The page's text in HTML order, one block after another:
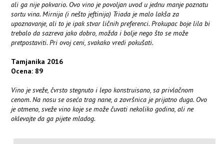
ali ga nije pokvario. Ovo vino je povoljan uvod u jednu manje poznatu
sortu vina. Mirnija (i nešto jeftinija) Triada je malo lakša za
upoznavanje, ali to je ipak stvar ličnih preferenci. Prokupac boje lila bi
trebalo da sazreva jako dobro, možda i bolje nego što se može
pretpostaviti. Pri ovoj ceni, svakako vredi pokušati.
Tamjanika 2016
Ocena: 89
Vino je sveže, čvrsto stegnuto i lepo konstruisano, sa privlačnom
cenom. Na nosu se oseća trag nane, a završnica je prijatno duga. Ovo
je otmeno, sveže vino koje se može čuvati nekoliko godina, ali ne
oklevajte da ga pijete mladog.